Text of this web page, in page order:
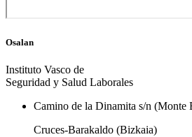
Osalan
Instituto Vasco de
Seguridad y Salud Laborales
Camino de la Dinamita s/n (Monte
Cruces-Barakaldo (Bizkaia)